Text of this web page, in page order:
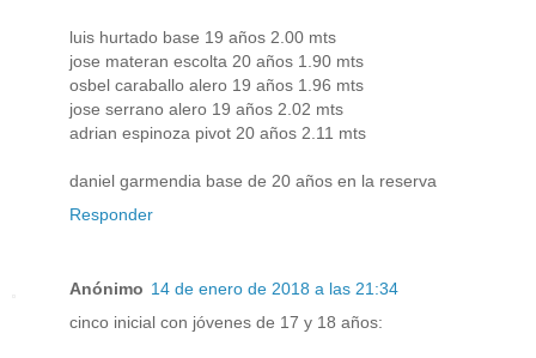
luis hurtado base 19 años 2.00 mts
jose materan escolta 20 años 1.90 mts
osbel caraballo alero 19 años 1.96 mts
jose serrano alero 19 años 2.02 mts
adrian espinoza pivot 20 años 2.11 mts
daniel garmendia base de 20 años en la reserva
Responder
Anónimo 14 de enero de 2018 a las 21:34
cinco inicial con jóvenes de 17 y 18 años: